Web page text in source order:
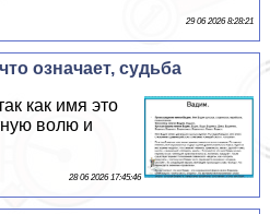
29 06 2026 8:28:21
означает, судьба
как имя это
волю и
28 06 2026 17:45:46